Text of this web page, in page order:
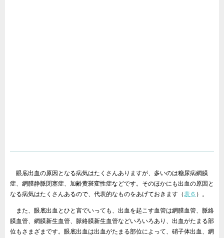
眼底出血の原因となる病気はたくさんありますが、多いのは糖尿病網膜
症、網膜静脈閉塞症、加齢黄斑変性症などです。そのほかにも出血の原因と
なる病気はたくさんあるので、代表的なものをあげておきます（表６ ）。
また、眼底出血とひと言でいっても、出血を起こす血管は網膜血管、脈絡
膜血管、網膜新生血管、脈絡膜新生血管などいろいろあり、出血がたまる部
位もさまざまです。眼底出血は出血がたまる部位によって、硝子体出血、網